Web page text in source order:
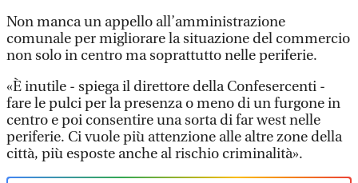
Non manca un appello all’amministrazione
comunale per migliorare la situazione del commercio
non solo in centro ma soprattutto nelle periferie.
«È inutile - spiega il direttore della Confesercenti -
fare le pulci per la presenza o meno di un furgone in
centro e poi consentire una sorta di far west nelle
periferie. Ci vuole più attenzione alle altre zone della
città, più esposte anche al rischio criminalità».